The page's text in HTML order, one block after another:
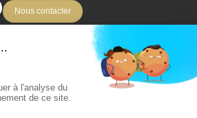
Nous contacter
pièces réalisées sont Parvé